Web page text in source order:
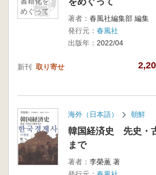
めぐって
著者： 春風社編集部 編集
発行元： 春風社
出版年： 2022/04
新刊 取り寄せ
海外（日本語） 朝鮮
韓国経済史 先史・
まで
著者： 李榮薫 著